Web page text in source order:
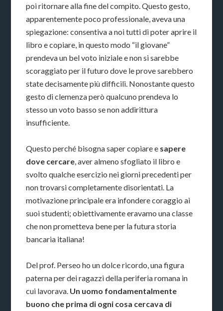
poi ritornare alla fine del compito. Questo gesto,
apparentemente poco professionale, aveva una
spiegazione: consentiva a noi tutti di poter aprire il
libro e copiare, in questo modo “il giovane”
prendeva un bel voto iniziale e non si sarebbe
scoraggiato per il futuro dove le prove sarebbero
state decisamente più difficili. Nonostante questo
gesto di clemenza però qualcuno prendeva lo
stesso un voto basso se non addirittura
insufficiente.
Questo perché bisogna saper copiare e sapere
dove cercare , aver almeno sfogliato il libro e
svolto qualche esercizio nei giorni precedenti per
non trovarsi completamente disorientati. La
motivazione principale era infondere coraggio ai
suoi studenti; obiettivamente eravamo una classe
che non prometteva bene per la futura storia
bancaria italiana!
Del prof. Perseo ho un dolce ricordo, una figura
paterna per dei ragazzi della periferia romana in
cui lavorava. Un uomo fondamentalmente
buono che prima di ogni cosa cercava di